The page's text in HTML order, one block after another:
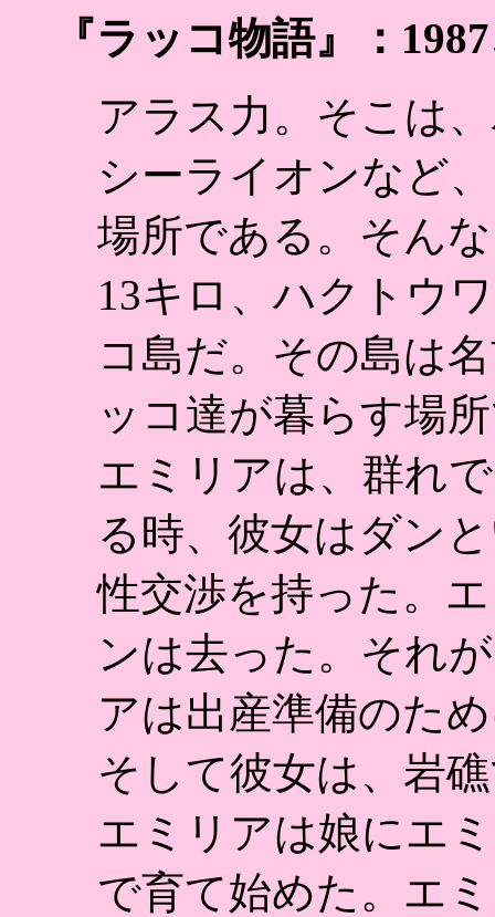
『ラッコ物語』：
アラス力。そこは
シーライオンなど
場所である。そん
13キロ、ハクトウ
コ島だ。その島は
ッコ達が暮らす場
エミリアは、群れ
る時、彼女はダン
性交渉を持った。
ンは去った。それ
アは出産準備のた
そして彼女は、岩
エミリアは娘にエ
で育て始めた。エ